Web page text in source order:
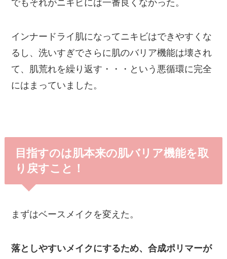
でもそれがニキビには一番良くなかった。
インナードライ肌になってニキビはできやすくな
るし、洗いすぎでさらに肌のバリア機能は壊され
て、肌荒れを繰り返す・・・という悪循環に完全
にはまっていました。
目指すのは肌本来の肌バリア機能を取
り戻すこと！
まずはベースメイクを変えた。
落としやすいメイクにするため、合成ポリマーが